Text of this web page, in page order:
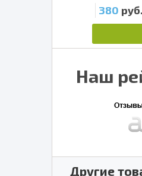
380
Наш
Другие